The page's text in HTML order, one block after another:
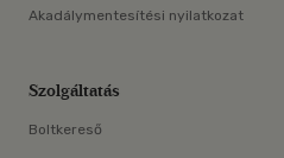
Akadálymentesítési nyilatkozat
Szolgáltatás
Boltkereső